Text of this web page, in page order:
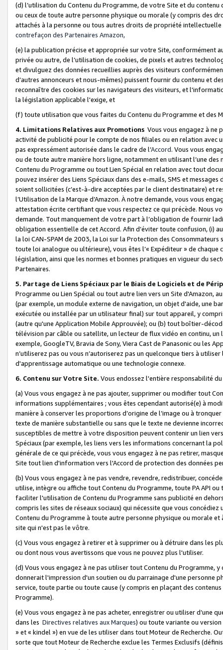
(d) l’utilisation du Contenu du Programme, de votre Site et du
ou ceux de toute autre personne physique ou morale (y compris des
attachés à la personne ou tous autres droits de propriété
contrefaçon des Partenaires Amazon,
(e) la publication précise et appropriée sur votre Site, conformément
privée ou autre, de l’utilisation de cookies, de pixels et autres
et divulguez des données recueillies auprès des visiteurs
d’autres annonceurs et nous-mêmes) puissent fournir du contenu et
reconnaître des cookies sur les navigateurs des visiteurs, et
la législation applicable l'exige, et
(f) toute utilisation que vous faites du Contenu du Programme et des
4. Limitations Relatives aux Promotions Vous vous engagez à ne
activité de publicité pour le compte de nos filiales ou en relation avec
pas expressément autorisée dans le cadre de l’Accord. Vous vous
ou de toute autre manière hors ligne, notamment en utilisant l’une
Contenu du Programme ou tout Lien Spécial en relation avec tout
pouvez insérer des Liens Spéciaux dans des e-mails, SMS et
soient sollicitées (c’est-à-dire acceptées par le client destinataire) et
l’Utilisation de la Marque d’Amazon. À notre demande, vous vous
attestation écrite certifiant que vous respectez ce qui précède. Nous
demande. Tout manquement de votre part à l’obligation de fournir
obligation essentielle de cet Accord. Afin d’éviter toute confusion, (i)
la loi CAN-SPAM de 2003, la Loi sur la Protection des
toute loi analogue ou ultérieure), vous êtes l’« Expéditeur » de
législation, ainsi que les normes et bonnes pratiques en vigueur du
Partenaires.
5. Partage de Liens Spéciaux par le Biais de Logiciels et de
Programme ou Lien Spécial ou tout autre lien vers un Site d'Amazon,
(par exemple, un module externe de navigation, un objet d'aide, une
exécutée ou installée par un utilisateur final) sur tout appareil, y
(autre qu'une Application Mobile Approuvée); ou (b) tout boîtier-
télévision par câble ou satellite, un lecteur de flux vidéo en continu,
exemple, GoogleTV, Bravia de Sony, Viera Cast de Panasonic ou les
n’utiliserez pas ou vous n’autoriserez pas un quelconque tiers à
d'apprentissage automatique ou une technologie connexe.
6. Contenu sur Votre Site. Vous endossez l'entière responsabilité
(a) Vous vous engagez à ne pas ajouter, supprimer ou modifier tout
informations supplémentaires ; vous êtes cependant autorisé(e) à
manière à conserver les proportions d’origine de l’image ou à
texte de manière substantielle ou sans que le texte ne devienne
susceptibles de mettre à votre disposition peuvent contenir un lien
Spéciaux (par exemple, les liens vers les informations concernant la
générale de ce qui précède, vous vous engagez à ne pas retirer,
Site tout lien d'information vers l'Accord de protection des données
(b) Vous vous engagez à ne pas vendre, revendre, redistribuer,
utilise, intègre ou affiche tout Contenu du Programme, toute PA API
faciliter l'utilisation de Contenu du Programme sans publicité en
compris les sites de réseaux sociaux) qui nécessite que vous
Contenu du Programme à toute autre personne physique ou morale
site qui n'est pas le vôtre.
(c) Vous vous engagez à retirer et à supprimer ou à détruire dans les
ou dont nous vous avertissons que vous ne pouvez plus l'utiliser.
(d) Vous vous engagez à ne pas utiliser tout Contenu du Programme,
donnerait l'impression d'un soutien ou du parrainage d'une personne
service, toute partie ou toute cause (y compris en plaçant des
Programme).
(e) Vous vous engagez à ne pas acheter, enregistrer ou utiliser d’une
dans les Directives relatives aux Marques) ou toute variante ou
» et « kindel ») en vue de les utiliser dans tout Moteur de Recherche.
sorte que tout Moteur de Recherche exclue les Termes Exclusifs